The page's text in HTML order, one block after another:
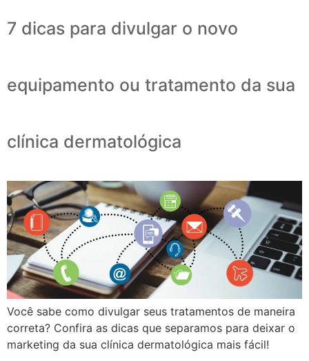
7 dicas para divulgar o novo
equipamento ou tratamento da sua
clínica dermatológica
Você sabe como divulgar seus tratamentos de maneira
correta? Confira as dicas que separamos para deixar o
marketing da sua clínica dermatológica mais fácil!